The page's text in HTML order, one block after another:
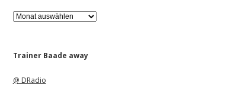
A
r
iTrainer Baade away
@ DRadio